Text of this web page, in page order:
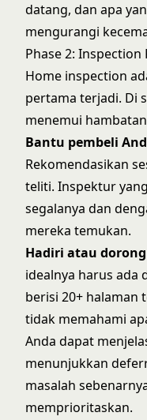
datang, dan apa
mengurangi
Phase 2: Inspection
Home inspection
pertama terjadi. Di
menemui
Bantu pembeli
Rekomendasikan
teliti. Inspektur
segalanya dan
mereka temukan.
Hadiri atau
idealnya harus ada
berisi 20+ halaman
tidak memahami
Anda dapat
menunjukkan
masalah
memprioritaskan.